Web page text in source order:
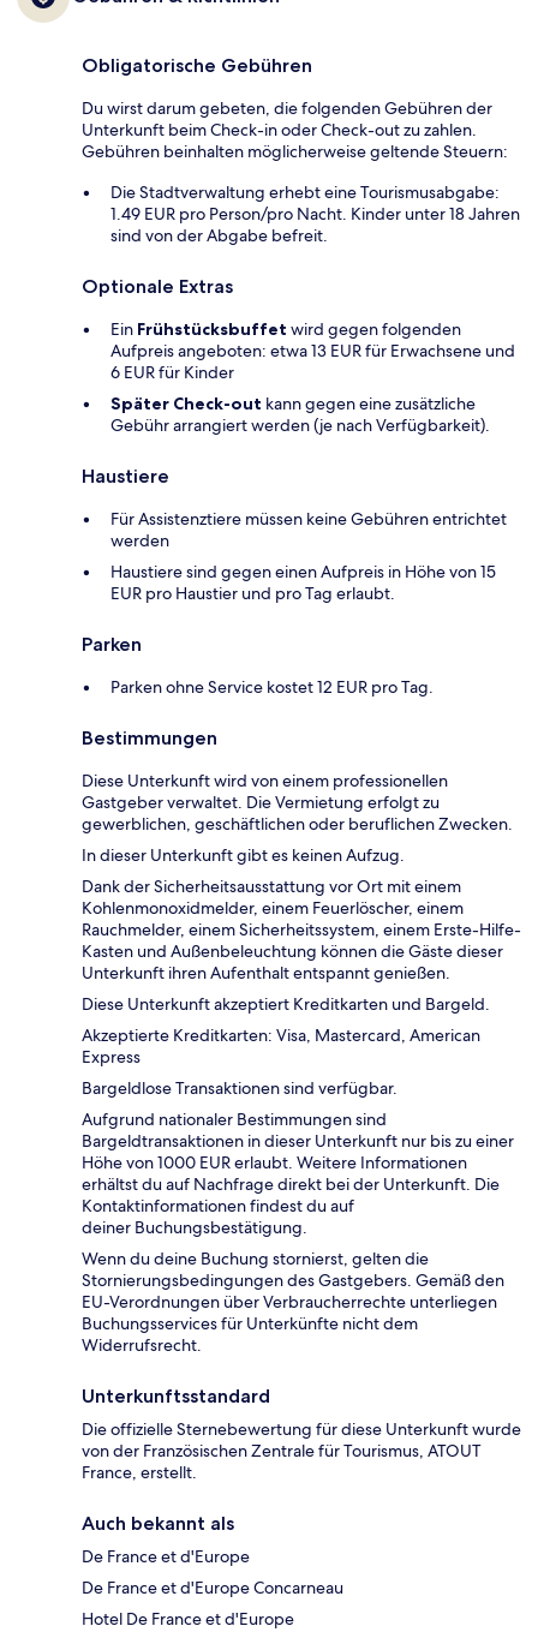
Obligatorische Gebühren
Du wirst darum gebeten, die folgenden Gebühren der
Unterkunft beim Check-in oder Check-out zu zahlen.
Gebühren beinhalten möglicherweise geltende Steuern:
Die Stadtverwaltung erhebt eine Tourismusabgabe:
1.49 EUR pro Person/pro Nacht. Kinder unter 18 Jahren
sind von der Abgabe befreit.
Optionale Extras
Ein Frühstücksbuffet wird gegen folgenden
Aufpreis angeboten: etwa 13 EUR für Erwachsene und
6 EUR für Kinder
Später Check-out kann gegen eine zusätzliche
Gebühr arrangiert werden (je nach Verfügbarkeit).
Haustiere
Für Assistenztiere müssen keine Gebühren entrichtet
werden
Haustiere sind gegen einen Aufpreis in Höhe von 15
EUR pro Haustier und pro Tag erlaubt.
Parken
Parken ohne Service kostet 12 EUR pro Tag.
Bestimmungen
Diese Unterkunft wird von einem professionellen
Gastgeber verwaltet. Die Vermietung erfolgt zu
gewerblichen, geschäftlichen oder beruflichen Zwecken.
In dieser Unterkunft gibt es keinen Aufzug.
Dank der Sicherheitsausstattung vor Ort mit einem
Kohlenmonoxidmelder, einem Feuerlöscher, einem
Rauchmelder, einem Sicherheitssystem, einem Erste-Hilfe-
Kasten und Außenbeleuchtung können die Gäste dieser
Unterkunft ihren Aufenthalt entspannt genießen.
Diese Unterkunft akzeptiert Kreditkarten und Bargeld.
Akzeptierte Kreditkarten: Visa, Mastercard, American
Express
Bargeldlose Transaktionen sind verfügbar.
Aufgrund nationaler Bestimmungen sind
Bargeldtransaktionen in dieser Unterkunft nur bis zu einer
Höhe von 1000 EUR erlaubt. Weitere Informationen
erhältst du auf Nachfrage direkt bei der Unterkunft. Die
Kontaktinformationen findest du auf
deiner Buchungsbestätigung.
Wenn du deine Buchung stornierst, gelten die
Stornierungsbedingungen des Gastgebers. Gemäß den
EU-Verordnungen über Verbraucherrechte unterliegen
Buchungsservices für Unterkünfte nicht dem
Widerrufsrecht.
Unterkunftsstandard
Die offizielle Sternebewertung für diese Unterkunft wurde
von der Französischen Zentrale für Tourismus, ATOUT
France, erstellt.
Auch bekannt als
De France et d'Europe
De France et d'Europe Concarneau
Hotel De France et d'Europe